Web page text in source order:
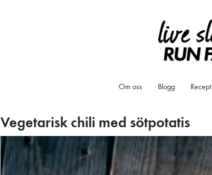
Om oss Blogg Recept
Vegetarisk chili med sötpotatis